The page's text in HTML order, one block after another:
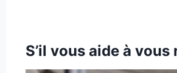
S’il vous aide à